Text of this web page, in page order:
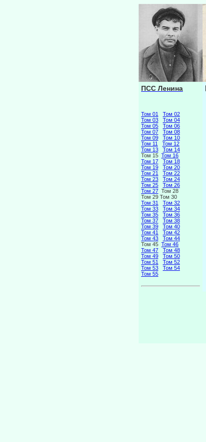
ПСС Ленина
Том 01
Том 02
Том 03
Том 04
Том 05
Том 06
Том 07
Том 08
Том 09
Том 10
Том 11
Том 12
Том 13
Том 14
Том 15 Том 16
Том 17
Том 18
Том 19
Том 20
Том 21
Том 22
Том 23
Том 24
Том 25
Том 26
Том 27 Том 28
Том 29 Том 30
Том 31
Том 32
Том 33
Том 34
Том 35
Том 36
Том 37
Том 38
Том 39
Том 40
Том 41
Том 42
Том 43
Том 44
Том 45 Том 46
Том 47
Том 48
Том 49
Том 50
Том 51
Том 52
Том 53
Том 54
Том 55